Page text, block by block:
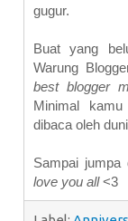
gugur.
Buat yang
Warung
best blogger
Minimal
dibaca oleh
Sampai
love you all<3